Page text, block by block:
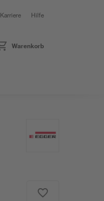
Karriere Hilfe
Warenkorb